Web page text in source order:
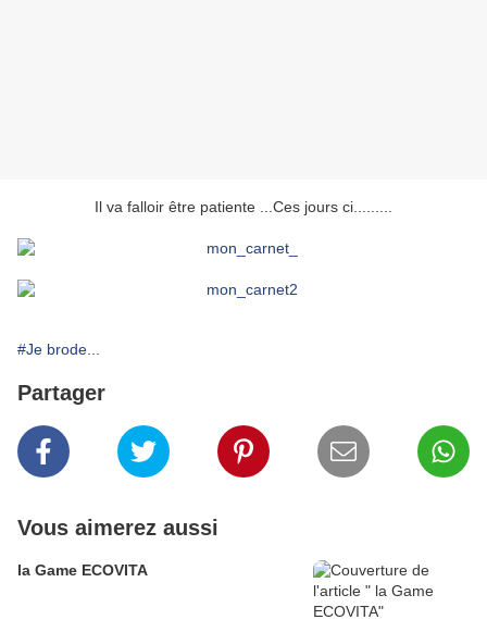
Il va falloir être patiente ...Ces jours ci.........
#Je brode...
Partager
Vous aimerez aussi
la Game ECOVITA